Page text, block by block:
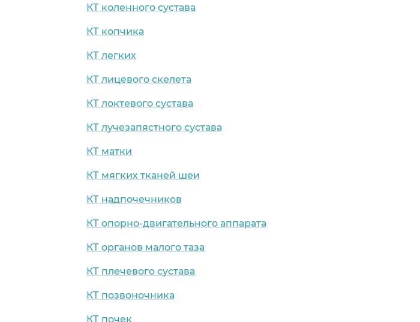
КТ коленного сустава
КТ копчика
КТ легких
КТ лицевого скелета
КТ локтевого сустава
КТ лучезапястного сустава
КТ матки
КТ мягких тканей шеи
КТ надпочечников
КТ опорно-двигательного аппарата
КТ органов малого таза
КТ плечевого сустава
КТ позвоночника
КТ почек